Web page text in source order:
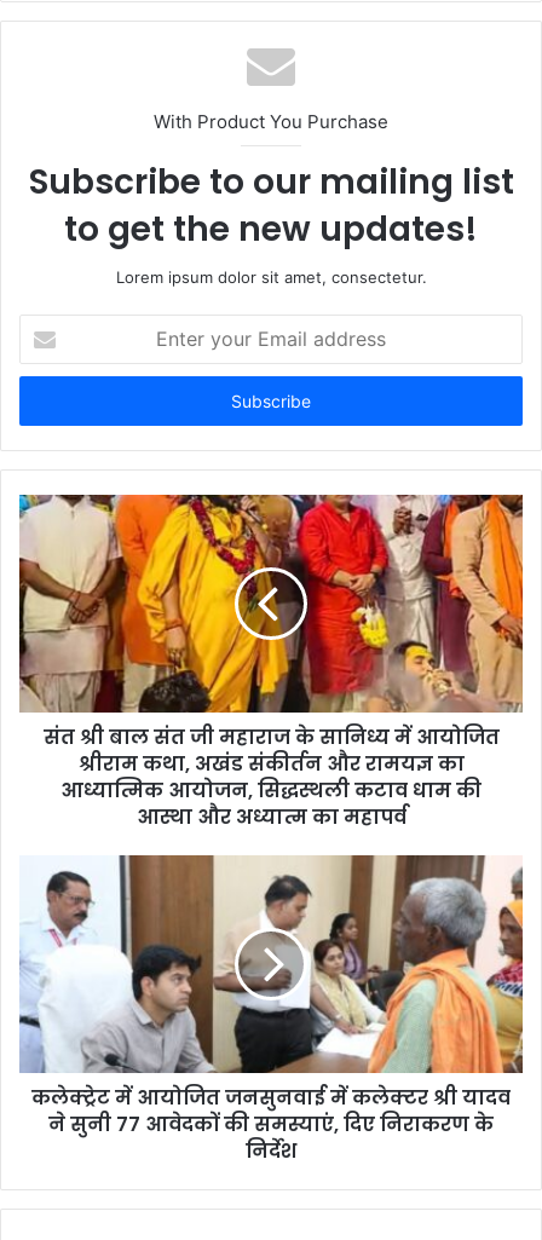
b
s
i
e
With Product You Purchase
Subscribe to our mailing list
to get the new updates!
Lorem ipsum dolor sit amet, consectetur.
t
r
y
u
E
m
a
i
l
a
संत श्री बाल संत जी महाराज के सानिध्य में आयोजित
श्रीराम कथा, अखंड संकीर्तन और रामयज्ञ का
आध्यात्मिक आयोजन, सिद्धस्थली कटाव धाम की
आस्था और अध्यात्म का महापर्व
कलेक्ट्रेट में आयोजित जनसुनवाई में कलेक्टर श्री यादव
ने सुनी 77 आवेदकों की समस्याएं, दिए निराकरण के
निर्देश